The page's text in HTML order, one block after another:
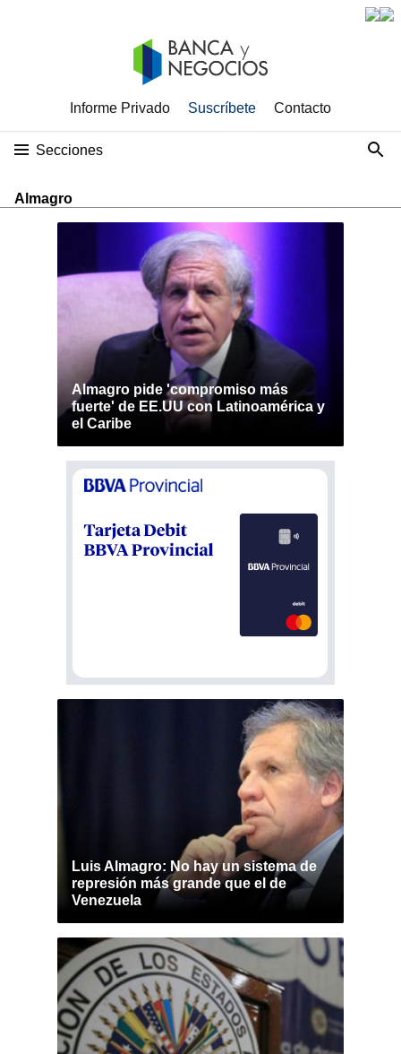
Informe Privado Suscríbete Contacto
Secciones
Almagro
Almagro pide 'compromiso más
fuerte' de EE.UU con Latinoamérica y
el Caribe
Luis Almagro: No hay un sistema de
represión más grande que el de
Venezuela